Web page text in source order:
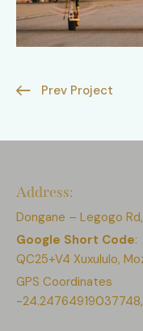
Prev Project
Address:
Dongane – Legogo
Google Short Code:
QC25+V4 Xuxululo,
GPS Coordinates
-